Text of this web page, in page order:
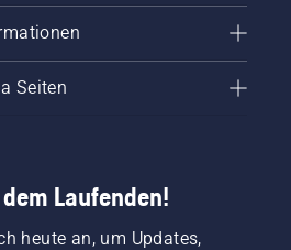
Seiten
Laufenden!
heute an, um Updates,